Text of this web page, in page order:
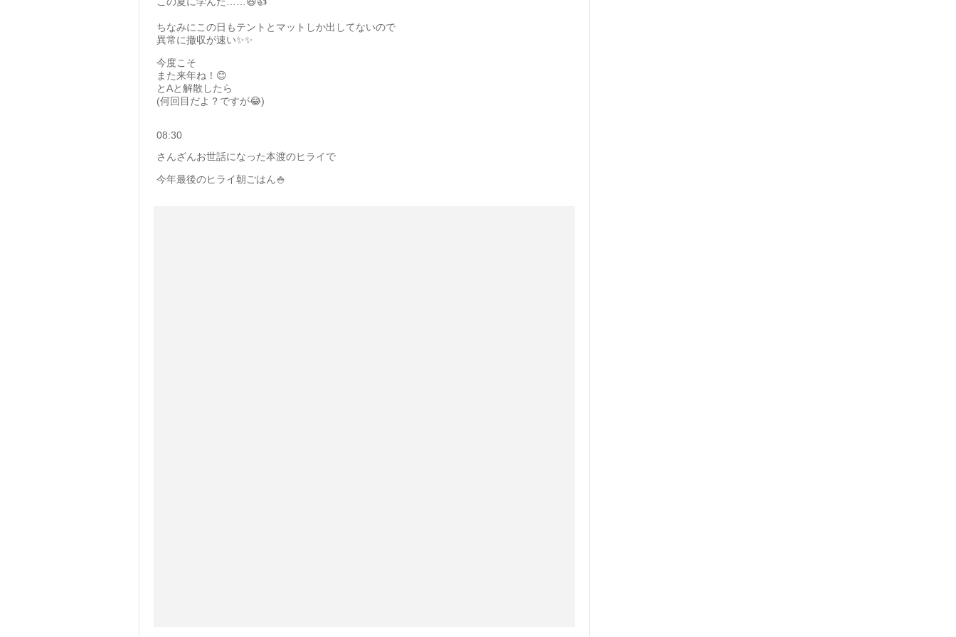
ちなみにこの日もテントとマットしか出してないので
異常に撤収が速い✨✨
今度こそ
また来年ね！😊
とAと解散したら
(何回目だよ？ですが😂)
08:30
さんざんお世話になった本渡のヒライで
今年最後のヒライ朝ごはん🍚